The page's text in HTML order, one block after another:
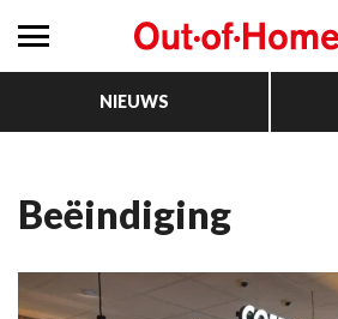
NIEUWS
Beëindiging